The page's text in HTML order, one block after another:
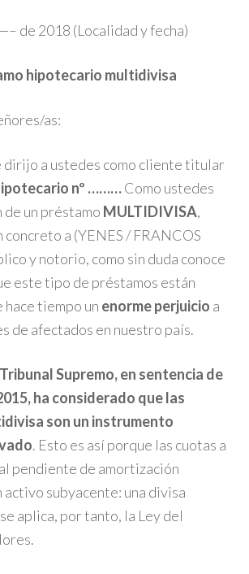
de 2018 (Localidad y fecha)
hipotecario multidivisa
as:
dirijo a ustedes como cliente titular
nº ………Como ustedes
de un préstamo MULTIDIVISA,
a (YENES / FRANCOS
y notorio, como sin duda conoce
este tipo de préstamos están
hace tiempo un enorme perjuicio a
de afectados en nuestro país.
Supremo, en sentencia de
ha considerado que las
son un instrumento
. Esto es así porque las cuotas a
pendiente de amortización
activo subyacente: una divisa
aplica, por tanto, la Ley del